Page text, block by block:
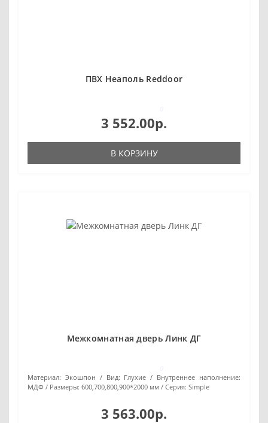
ПВХ Неаполь Reddoor
3 552.00р.
В КОРЗИНУ
Межкомнатная дверь Линк ДГ
Материал: Экошпон Вид: Глухие
Внутреннее наполнение:
МДФ
Размеры: 600,700,800,900*2000 мм Серия: Simple
3 563.00р.